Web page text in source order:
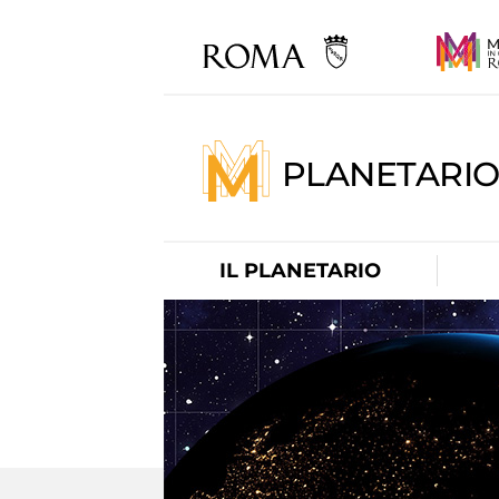
PLANETARIO
IL PLANETARIO